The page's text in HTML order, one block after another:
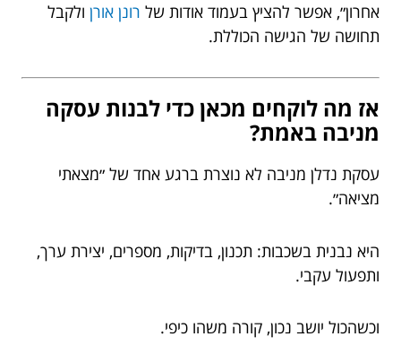
אחרון״, אפשר להציץ בעמוד אודות של רונן אורן ולקבל
תחושה של הגישה הכוללת.
אז מה לוקחים מכאן כדי לבנות עסקה
מניבה באמת?
עסקת נדלן מניבה לא נוצרת ברגע אחד של ״מצאתי
מציאה״.
היא נבנית בשכבות: תכנון, בדיקות, מספרים, יצירת ערך,
ותפעול עקבי.
וכשהכול יושב נכון, קורה משהו כיפי.